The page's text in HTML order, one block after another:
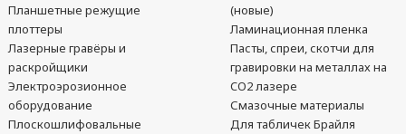
Планшетные режущие
плоттеры
Лазерные гравёры и
раскройщики
Электроэрозионное
оборудование
Плоскошлифовальные
(новые)
Ламинационная пленка
Пасты, спреи, скотчи для
гравировки на металлах на
CO2 лазере
Смазочные материалы
Для табличек Брайля